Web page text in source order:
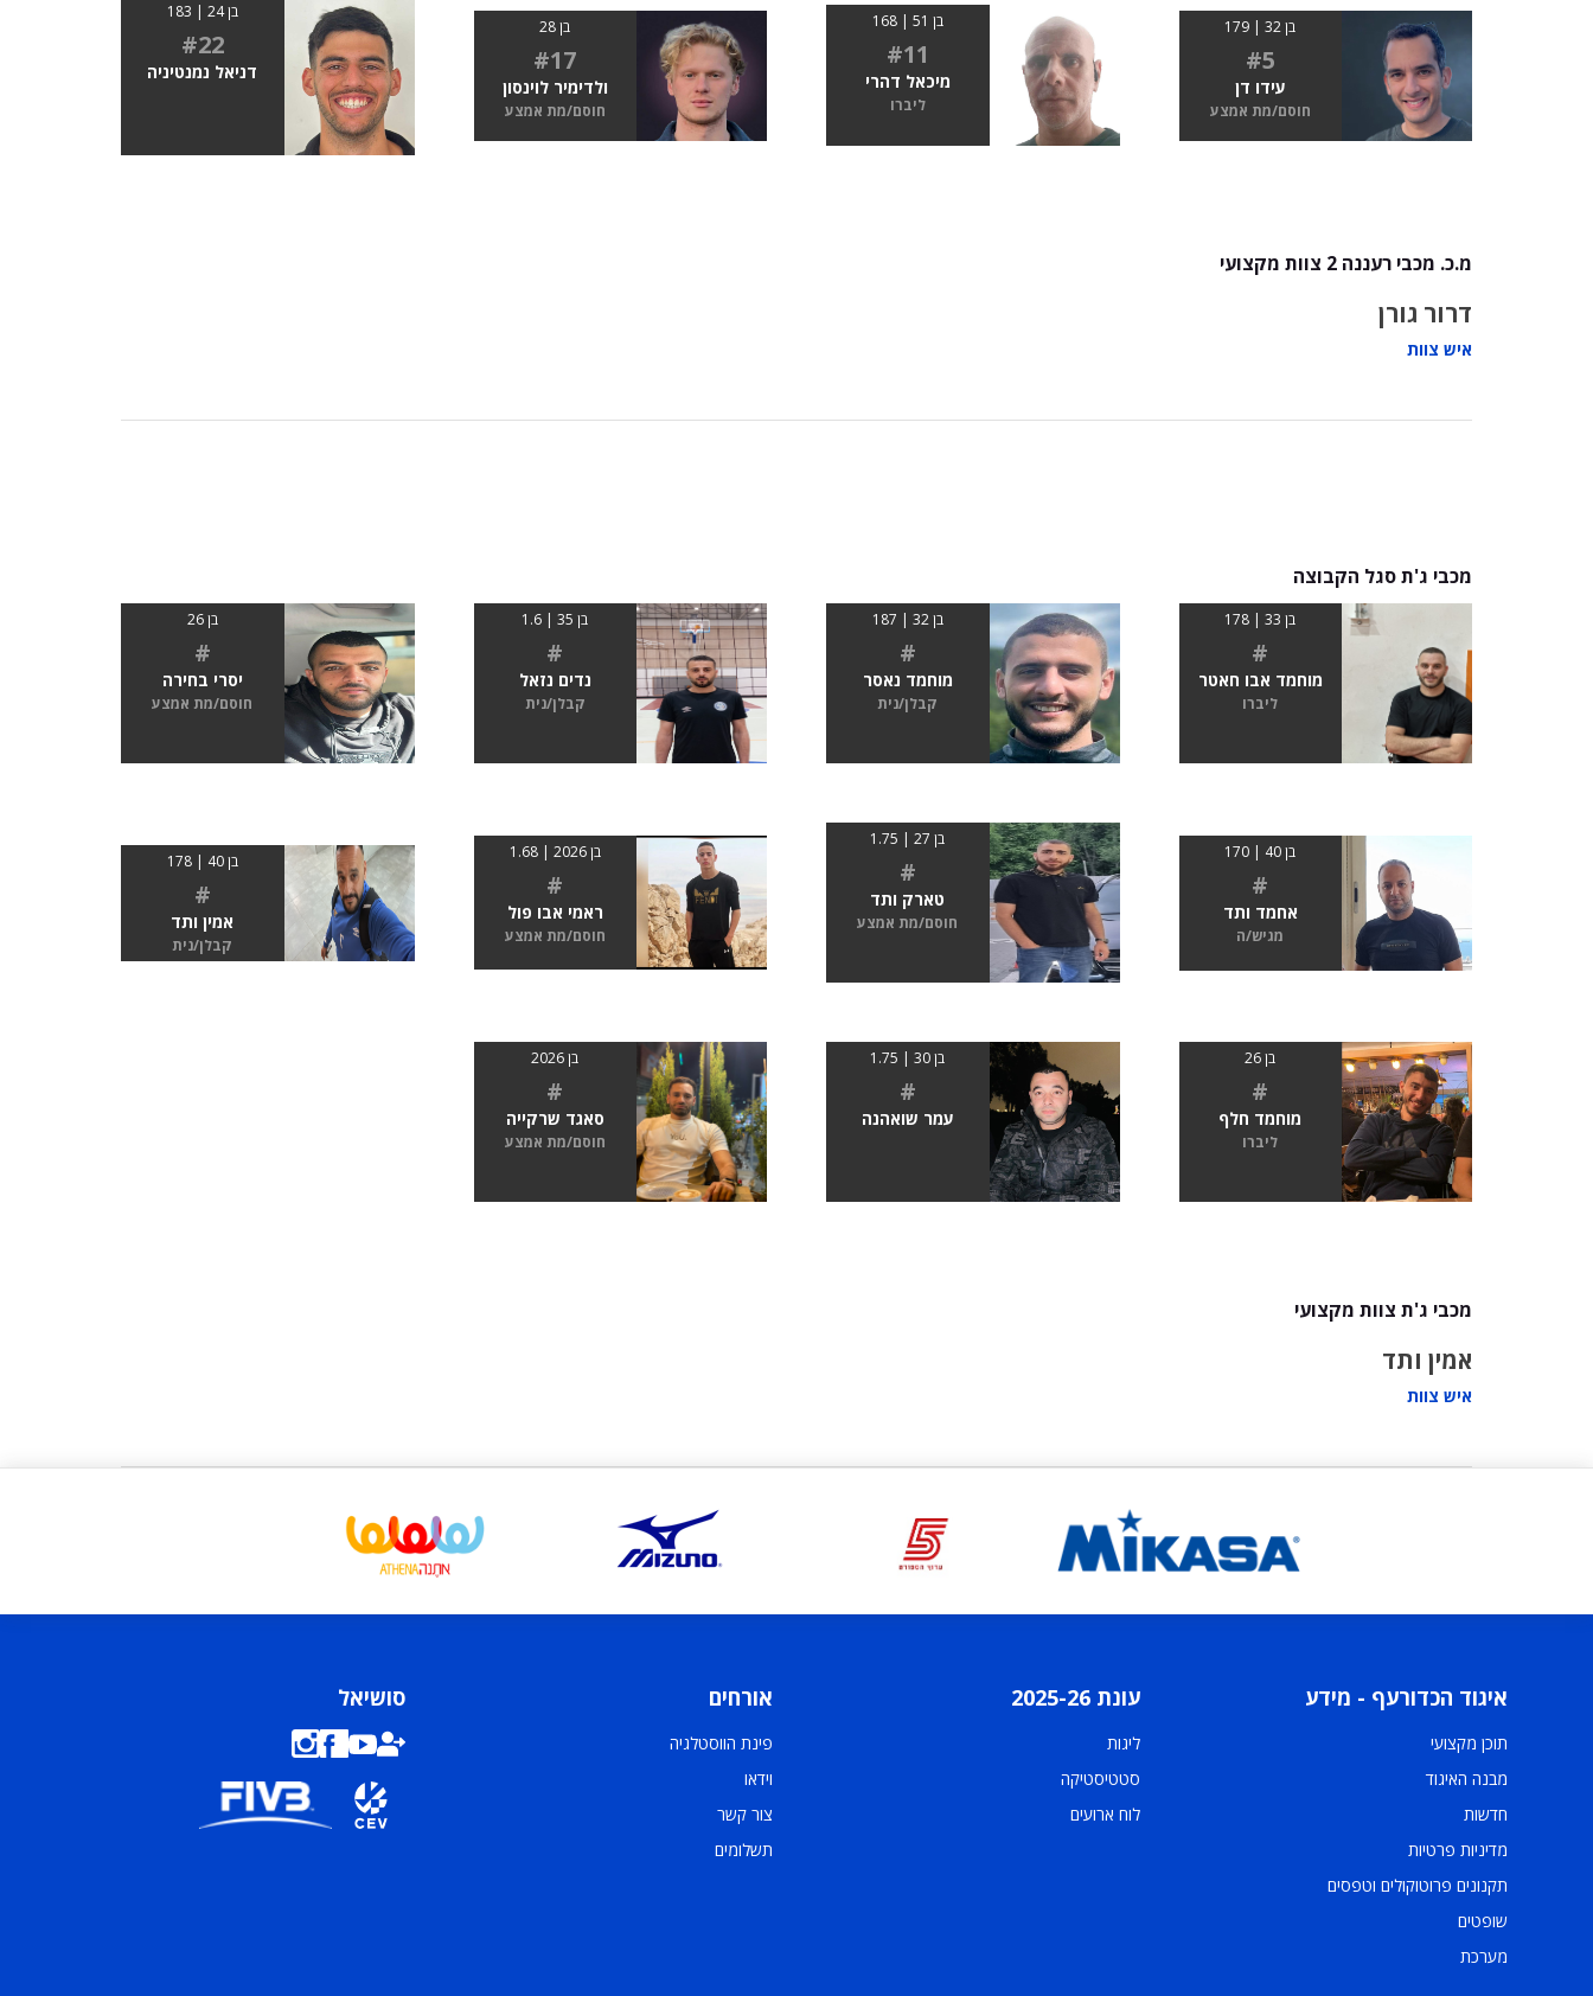
בן 32 | 179
#5
עידו דן
חוסם/מת אמצע
בן 51 | 168
#11
מיכאל דהרי
ליברו
בן 28
#17
ולדימיר לוינסון
חוסם/מת אמצע
בן 24 | 183
#22
דניאל נמנטיניה
מ.כ. מכבי רעננה 2 צוות מקצועי
דרור גורן
איש צוות
מכבי ג'ת סגל הקבוצה
בן 33 | 178
#
מוחמד אבו חאטר
ליברו
בן 32 | 187
#
מוחמד נאסר
קבלן/נית
בן 35 | 1.6
#
נדים נזאל
קבלן/נית
בן 26
#
יסרי בחירה
חוסם/מת אמצע
בן 40 | 170
#
אחמד ותד
מגיש/ה
בן 27 | 1.75
#
טארק ותד
חוסם/מת אמצע
בן 2026 | 1.68
#
ראמי אבו פול
חוסם/מת אמצע
בן 40 | 178
#
אמין ותד
קבלן/נית
בן 26
#
מוחמד חלף
ליברו
בן 30 | 1.75
#
עמר שואהנה
בן 2026
#
סאגד שרקייה
חוסם/מת אמצע
מכבי ג'ת צוות מקצועי
אמין ותד
איש צוות
איגוד הכדורעף - מידע
תוכן מקצועי
מבנה האיגוד
חדשות
מדיניות פרטיות
תקנונים פרוטוקולים וטפסים
שופטים
מערכת
עונת 2025-26
ליגות
סטטיסטיקה
לוח ארועים
אורחים
פינת הווסטלגיה
וידאו
צור קשר
תשלומים
סושיאל